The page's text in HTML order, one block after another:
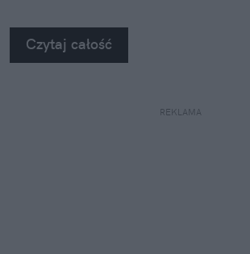
Czytaj całość
REKLAMA